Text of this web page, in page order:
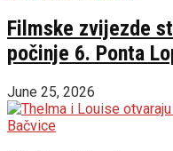
Filmske zvijezde
počinje 6. Ponta
June 25, 2026